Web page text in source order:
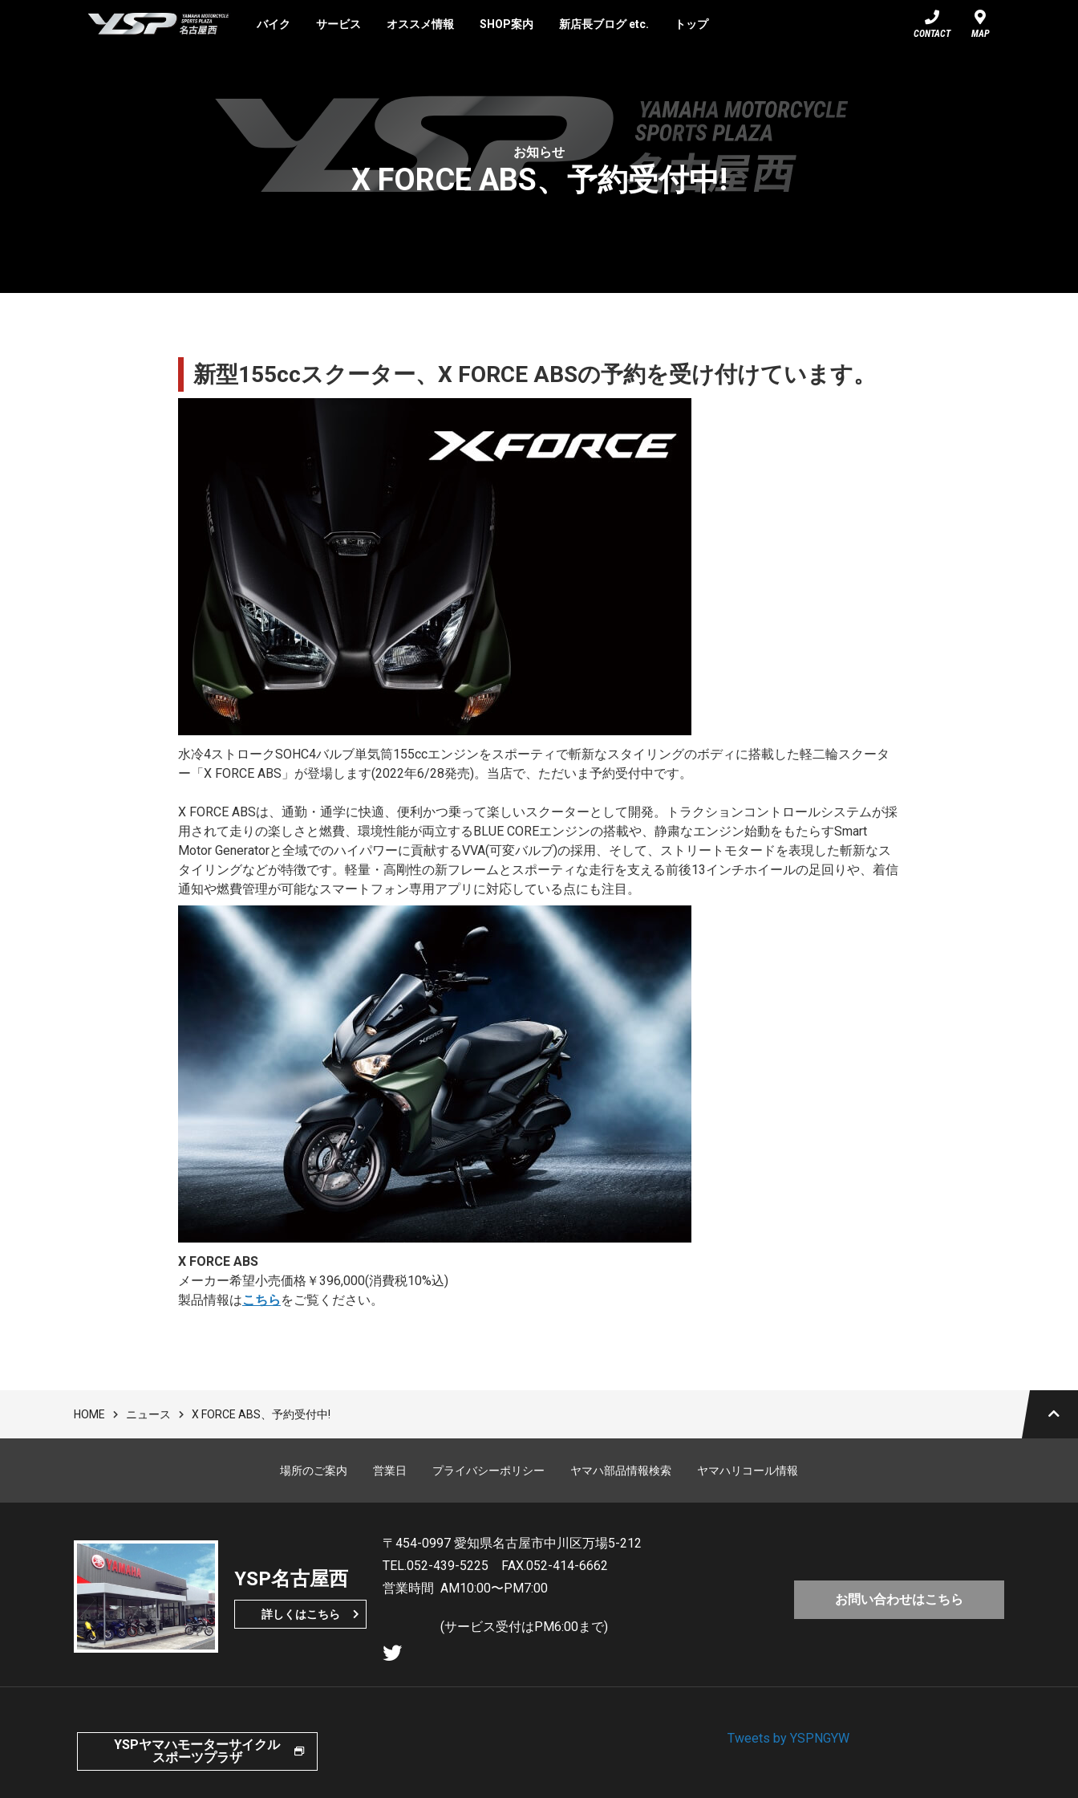
YSP名古屋西
バイク サービス オススメ情報 SHOP案内 新店長ブログ etc. トップ
CONTACT MAP
お知らせ
X FORCE ABS、予約受付中!
新型155ccスクーター、X FORCE ABSの予約を受け付けています。
水冷4ストロークSOHC4バルブ単気筒155ccエンジンをスポーティで斬新なスタイリングのボディに搭載した軽二輪スクータ
ー「X FORCE ABS」が登場します(2022年6/28発売)。当店で、ただいま予約受付中です。
X FORCE ABSは、通勤・通学に快適、便利かつ乗って楽しいスクーターとして開発。トラクションコントロールシステムが採
用されて走りの楽しさと燃費、環境性能が両立するBLUE COREエンジンの搭載や、静粛なエンジン始動をもたらすSmart
Motor Generatorと全域でのハイパワーに貢献するVVA(可変バルブ)の採用、そして、ストリートモタードを表現した斬新なス
タイリングなどが特徴です。軽量・高剛性の新フレームとスポーティな走行を支える前後13インチホイールの足回りや、着信
通知や燃費管理が可能なスマートフォン専用アプリに対応している点にも注目。
X FORCE ABS
メーカー希望小売価格￥396,000(消費税10%込)
製品情報はこちら をご覧ください。
HOME ニュース X FORCE ABS、予約受付中!
場所のご案内 営業日 プライバシーポリシー ヤマハ部品情報検索 ヤマハリコール情報
YSP名古屋西
詳しくはこちら
〒454-0997 愛知県名古屋市中川区万場5-212
TEL.052-439-5225
FAX.052-414-6662
営業時間 AM10:00〜PM7:00
(サービス受付はPM6:00まで)
お問い合わせはこちら
YSPヤマハモーターサイクル
スポーツプラザ
Tweets by YSPNGYW